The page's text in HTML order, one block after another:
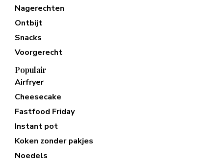
Nagerechten
Ontbijt
Snacks
Voorgerecht
Populair
Airfryer
Cheesecake
Fastfood Friday
Instant pot
Koken zonder pakjes
Noedels